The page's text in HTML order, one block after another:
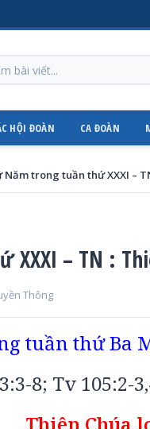
HỘI ĐOÀN CA ĐOÀN
– TN :
Thông
tuần thứ Ba
8; Tv 105:2-